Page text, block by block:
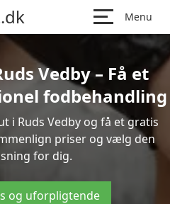
Menu
Vedby – Få et
fodbehandling
i Ruds Vedby og få et gratis
priser og vælg den
for dig.
og uforpligtende